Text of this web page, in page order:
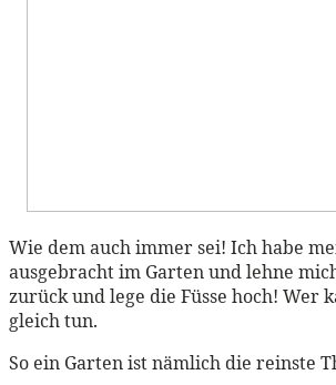
Wie dem auch immer sei! Ich habe
ausgebracht im Garten und lehne
zurück und lege die Füsse hoch! Wer
gleich tun.
So ein Garten ist nämlich die reinste